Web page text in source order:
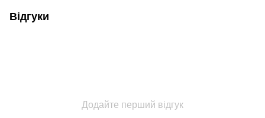
Відгуки
Додайте перший відгук